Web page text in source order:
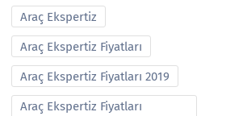
Araç Ekspertiz
Araç Ekspertiz Fiyatları
Araç Ekspertiz Fiyatları 2019
Araç Ekspertiz Fiyatları